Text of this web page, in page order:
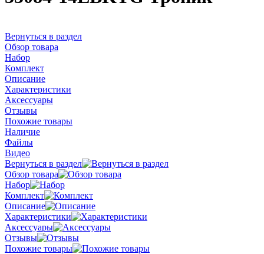
Вернуться в раздел
Обзор товара
Набор
Комплект
Описание
Характеристики
Аксессуары
Отзывы
Похожие товары
Наличие
Файлы
Видео
Вернуться в раздел
Обзор товара
Набор
Комплект
Описание
Характеристики
Аксессуары
Отзывы
Похожие товары